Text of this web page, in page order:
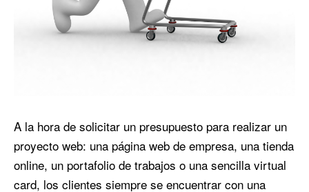
A la hora de solicitar un presupuesto para realizar un
proyecto web: una página web de empresa, una tienda
online, un portafolio de trabajos o una sencilla virtual
card, los clientes siempre se encuentrar con una